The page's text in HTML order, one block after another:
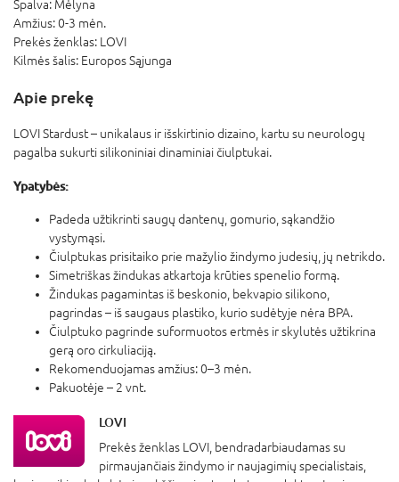
Spalva: Mėlyna
Amžius:0-3 mėn.
Prekės ženklas: LOVI
Kilmės šalis: Europos Sąjunga
Apie prekę
LOVI Stardust– unikalaus ir išskirtinio dizaino, kartu su neurologų
pagalba sukurti silikoniniai dinaminiai čiulptukai.
Ypatybės:
Padeda užtikrinti saugų dantenų, gomurio, sąkandžio
vystymąsi.
Čiulptukas prisitaiko prie mažylio žindymo judesių, jų netrikdo.
Simetriškas žindukas atkartoja krūties spenelio formą.
Žindukas pagamintas iš beskonio, bekvapio silikono,
pagrindas– iš saugaus plastiko, kurio sudėtyje nėra BPA.
Čiulptuko pagrinde suformuotos ertmės ir skylutės užtikrina
gerą oro cirkuliaciją.
Rekomenduojamas amžius: 0–3 mėn.
Pakuotėje – 2 vnt.
LOVI
Prekės ženklas LOVI, bendradarbiaudamas su
pirmaujančiais žindymo ir naujagimių specialistais,